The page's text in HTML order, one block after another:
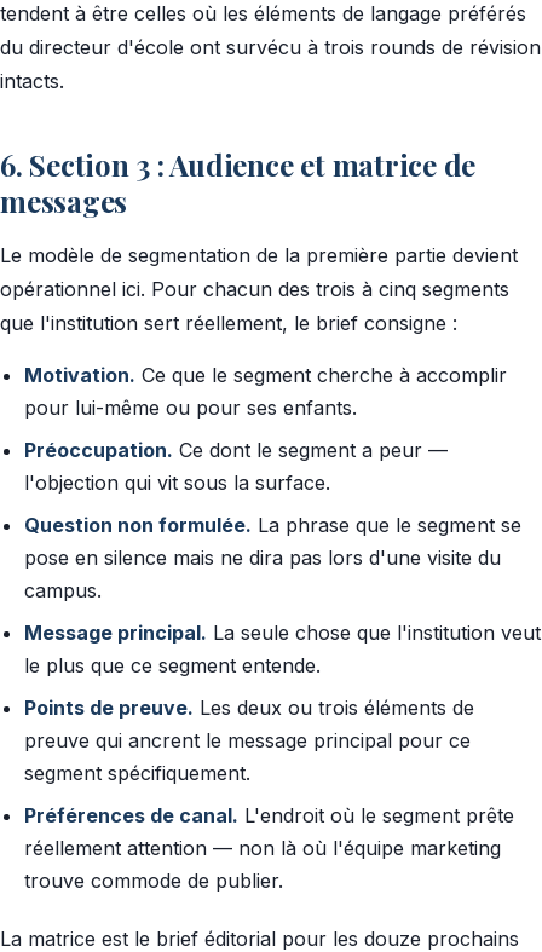
tendent à être celles où les éléments de langage préférés
du directeur d'école ont survécu à trois rounds de révision
intacts.
6. Section 3 : Audience et matrice de
messages
Le modèle de segmentation de la première partie devient
opérationnel ici. Pour chacun des trois à cinq segments
que l'institution sert réellement, le brief consigne :
Motivation. Ce que le segment cherche à accomplir
pour lui-même ou pour ses enfants.
Préoccupation. Ce dont le segment a peur —
l'objection qui vit sous la surface.
Question non formulée. La phrase que le segment se
pose en silence mais ne dira pas lors d'une visite du
campus.
Message principal. La seule chose que l'institution veut
le plus que ce segment entende.
Points de preuve. Les deux ou trois éléments de
preuve qui ancrent le message principal pour ce
segment spécifiquement.
Préférences de canal. L'endroit où le segment prête
réellement attention — non là où l'équipe marketing
trouve commode de publier.
La matrice est le brief éditorial pour les douze prochains